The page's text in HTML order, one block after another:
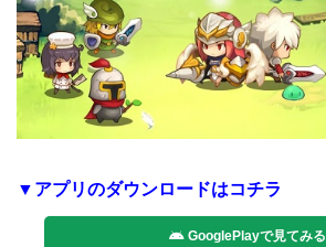
▼アプリのダウンロードはコチラ
GooglePlayで見てみる